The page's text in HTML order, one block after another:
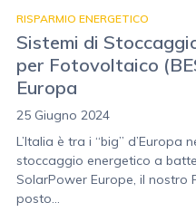
RISPARMIO ENERGETICO
Sistemi di
per Fotovoltaico
Europa
25 Giugno 2024
L’Italia è tra i “big” d’Europa
stoccaggio energetico a
SolarPower Europe, il nostro
posto...